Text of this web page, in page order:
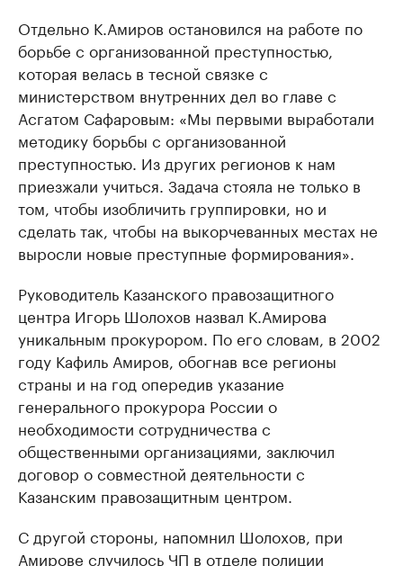
Отдельно К.Амиров остановился на работе по
борьбе с организованной преступностью,
которая велась в тесной связке с
министерством внутренних дел во главе с
Асгатом Сафаровым: «Мы первыми выработали
методику борьбы с организованной
преступностью. Из других регионов к нам
приезжали учиться. Задача стояла не только в
том, чтобы изобличить группировки, но и
сделать так, чтобы на выкорчеванных местах не
выросли новые преступные формирования».
Руководитель Казанского правозащитного
центра Игорь Шолохов назвал К.Амирова
уникальным прокурором. По его словам, в 2002
году Кафиль Амиров, обогнав все регионы
страны и на год опередив указание
генерального прокурора России о
необходимости сотрудничества с
общественными организациями, заключил
договор о совместной деятельности с
Казанским правозащитным центром.
С другой стороны, напомнил Шолохов, при
Амирове случилось ЧП в отделе полиции